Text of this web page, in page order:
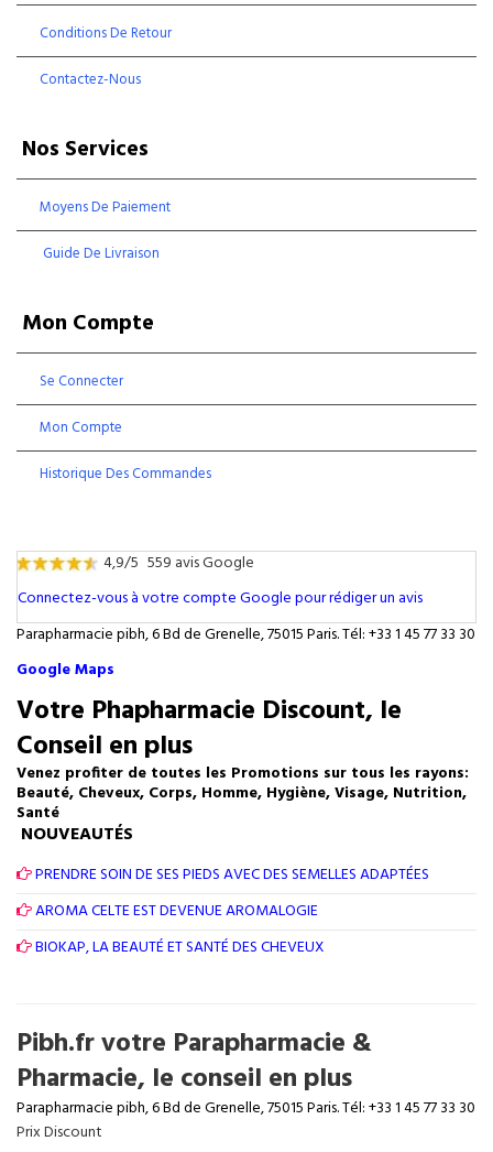
Conditions De Retour
Contactez-Nous
Nos Services
Moyens De Paiement
Guide De Livraison
Mon Compte
Se Connecter
Mon Compte
Historique Des Commandes
4,9/5 559 avis Google
Connectez-vous à votre compte Google pour rédiger un avis
Parapharmacie pibh, 6 Bd de Grenelle, 75015 Paris. Tél: +33 1 45 77 33 30
Google Maps
Votre Phapharmacie Discount, le
Conseil en plus
Venez profiter de toutes les Promotions sur tous les rayons:
Beauté, Cheveux, Corps, Homme, Hygiène, Visage, Nutrition,
Santé
NOUVEAUTÉS
PRENDRE SOIN DE SES PIEDS AVEC DES SEMELLES ADAPTÉES
AROMA CELTE EST DEVENUE AROMALOGIE
BIOKAP, LA BEAUTÉ ET SANTÉ DES CHEVEUX
Pibh.fr votre Parapharmacie &
Pharmacie, le conseil en plus
Parapharmacie pibh, 6 Bd de Grenelle, 75015 Paris. Tél: +33 1 45 77 33 30
Prix Discount